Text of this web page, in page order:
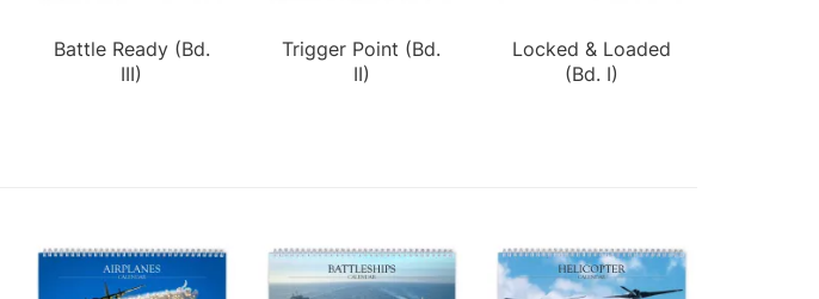
Battle Ready (Bd.
III)
Trigger Point (Bd.
II)
Locked & Loaded
(Bd. I)